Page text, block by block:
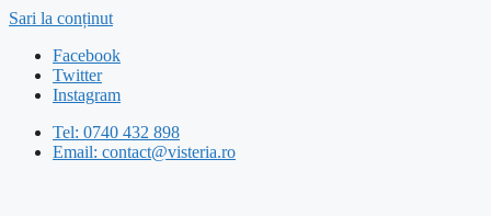
Sari la conținut
Facebook
Twitter
Instagram
Tel: 0740 432 898
Email: contact@visteria.ro